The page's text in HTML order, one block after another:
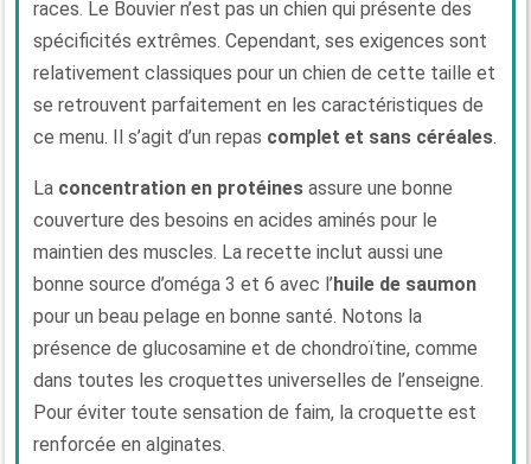
races. Le Bouvier n’est pas un chien qui présente des
spécificités extrêmes. Cependant, ses exigences sont
relativement classiques pour un chien de cette taille et
se retrouvent parfaitement en les caractéristiques de
ce menu. Il s’agit d’un repas complet et sans céréales.
La concentration en protéines assure une bonne
couverture des besoins en acides aminés pour le
maintien des muscles. La recette inclut aussi une
bonne source d’oméga 3 et 6 avec l’huile de saumon
pour un beau pelage en bonne santé. Notons la
présence de glucosamine et de chondroïtine, comme
dans toutes les croquettes universelles de l’enseigne.
Pour éviter toute sensation de faim, la croquette est
renforcée en alginates.